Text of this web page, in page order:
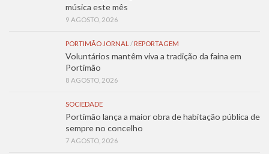
música este mês
9 AGOSTO, 2026
PORTIMÃO JORNAL / REPORTAGEM
Voluntários mantêm viva a tradição da faina em
Portimão
8 AGOSTO, 2026
SOCIEDADE
Portimão lança a maior obra de habitação pública de
sempre no concelho
7 AGOSTO, 2026